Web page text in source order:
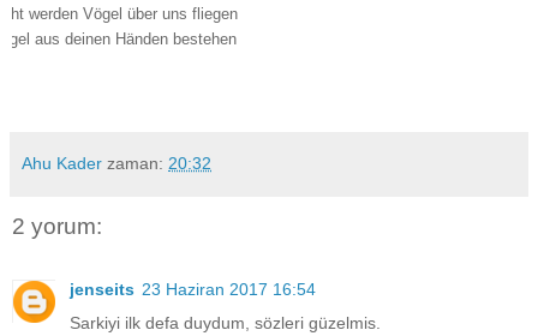
werden Vögel über uns fliegen
aus deinen Händen bestehen
Ahu Kader zaman: 20:32
2 yorum:
jenseits 23 Haziran 2017 16:54
Sarkiyi ilk defa duydum, sözleri güzelmis.